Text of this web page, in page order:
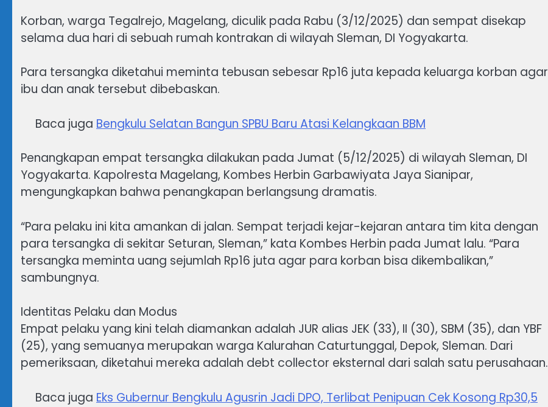
Korban, warga Tegalrejo, Magelang, diculik pada Rabu (3/12/2025) dan sempat disekap
selama dua hari di sebuah rumah kontrakan di wilayah Sleman, DI Yogyakarta.
Para tersangka diketahui meminta tebusan sebesar Rp16 juta kepada keluarga korban agar
ibu dan anak tersebut dibebaskan.
Baca juga Bengkulu Selatan Bangun SPBU Baru Atasi Kelangkaan BBM
Penangkapan empat tersangka dilakukan pada Jumat (5/12/2025) di wilayah Sleman, DI
Yogyakarta. Kapolresta Magelang, Kombes Herbin Garbawiyata Jaya Sianipar,
mengungkapkan bahwa penangkapan berlangsung dramatis.
“Para pelaku ini kita amankan di jalan. Sempat terjadi kejar-kejaran antara tim kita dengan
para tersangka di sekitar Seturan, Sleman,” kata Kombes Herbin pada Jumat lalu. “Para
tersangka meminta uang sejumlah Rp16 juta agar para korban bisa dikembalikan,”
sambungnya.
Identitas Pelaku dan Modus
Empat pelaku yang kini telah diamankan adalah JUR alias JEK (33), II (30), SBM (35), dan YBF
(25), yang semuanya merupakan warga Kalurahan Caturtunggal, Depok, Sleman. Dari
pemeriksaan, diketahui mereka adalah debt collector eksternal dari salah satu perusahaan.
Baca juga Eks Gubernur Bengkulu Agusrin Jadi DPO, Terlibat Penipuan Cek Kosong Rp30,5